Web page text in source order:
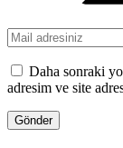
Daha sonraki
adresim ve site